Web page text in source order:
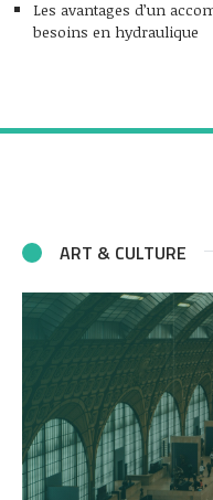
Les avantages d’un
besoins en hydraulique
ART & CULTURE